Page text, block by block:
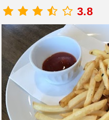
3.8